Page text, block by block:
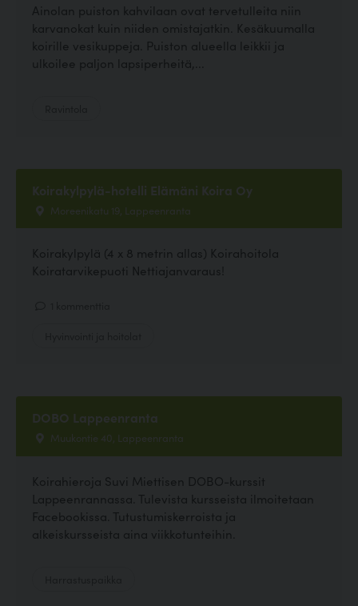
Ainolan puiston kahvilaan ovat tervetulleita niin
karvanokat kuin niiden omistajatkin. Kesäkuumalla
koirille vesikuppeja. Puiston alueella leikkii ja
ulkoilee paljon lapsiperheitä,...
Koirakylpylä-hotelli Elämäni Koira Oy
Moreenikatu 19, Lappeenranta
Koirakylpylä (4 x 8 metrin allas) Koirahoitola
Koiratarvikepuoti Nettiajanvaraus!
DOBO Lappeenranta
Muukontie 40, Lappeenranta
Koirahieroja Suvi Miettisen DOBO-kurssit
Lappeenrannassa. Tulevista kursseista ilmoitetaan
Facebookissa. Tutustumiskerroista ja
alkeiskursseista aina viikkotunteihin.